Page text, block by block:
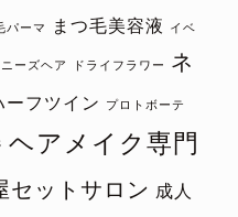
パーマ まつ毛美容液 イベ
ーズヘア ドライフラワー
ネ
ーフツイン プロトボーテ
ヘアメイク専門
セットサロン 成人